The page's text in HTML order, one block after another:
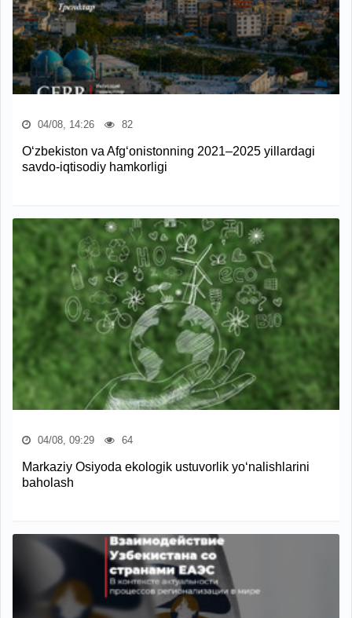
04/08, 14:26 82
O‘zbekiston va Afg‘onistonning 2021–2025 yillardagi
savdo-iqtisodiy hamkorligi
04/08, 09:29 64
Markaziy Osiyoda ekologik ustuvorlik yo‘nalishlarini
baholash